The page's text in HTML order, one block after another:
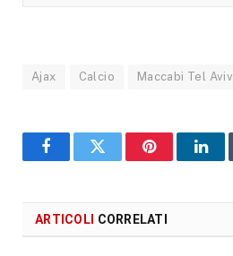
Ajax Calcio Maccabi Tel Aviv
Facebook
X Pinterest
ARTICOLI CORRELATI